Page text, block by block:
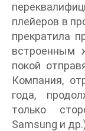
плейеров в
прекратила
встроенным
покой
Компания,
года,
только
Samsung и